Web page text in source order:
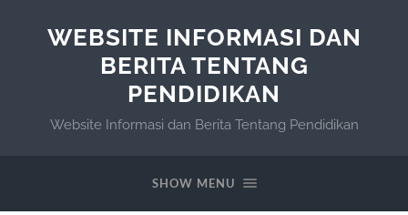
WEBSITE INFORMASI DAN
BERITA TENTANG
PENDIDIKAN
Website Informasi dan Berita Tentang Pendidikan
SHOW MENU